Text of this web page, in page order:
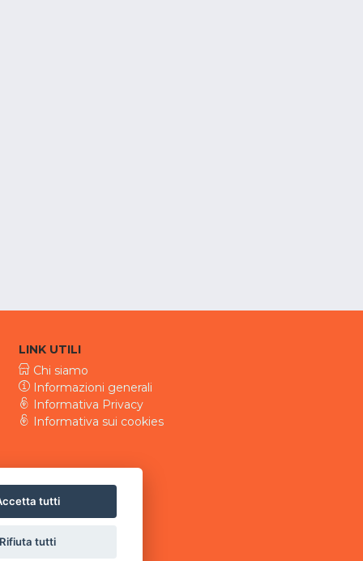
LINK UTILI
Chi siamo
Informazioni generali
Informativa Privacy
Informativa sui cookies
tutti
tutti